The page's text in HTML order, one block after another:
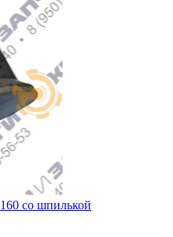
со шпилькой